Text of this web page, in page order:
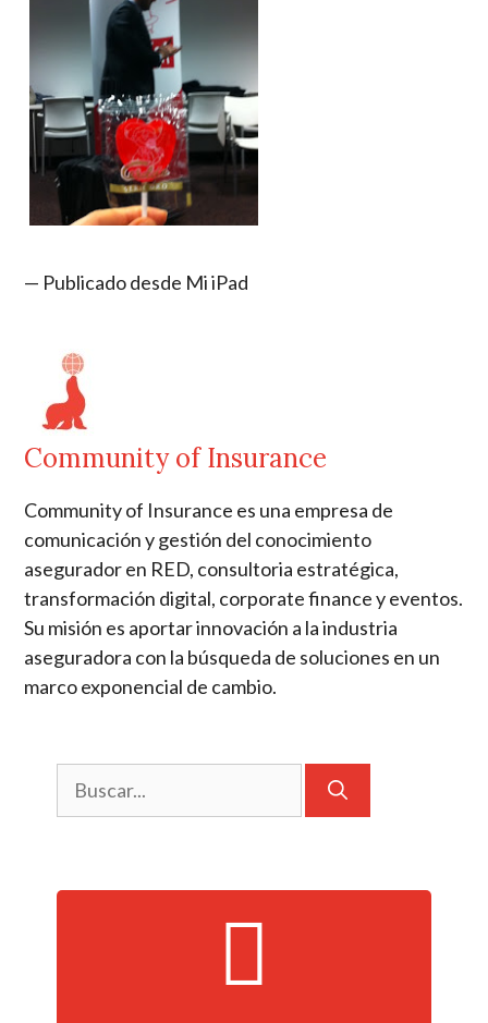
— Publicado desde Mi iPad
Community of Insurance
Community of Insurance es una empresa de
comunicación y gestión del conocimiento
asegurador en RED, consultoria estratégica,
transformación digital, corporate finance y eventos.
Su misión es aportar innovación a la industria
aseguradora con la búsqueda de soluciones en un
marco exponencial de cambio.